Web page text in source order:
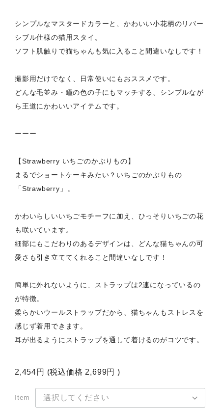
シンプルなマスタードカラーと、かわいい小花柄のリバー
シブル仕様の猫用スタイ。
ソフト肌触りで猫ちゃんも気に入ること間違いなしです！
撮影用だけでなく、日常使いにもおススメです。
どんな毛並み・瞳の色の子にもマッチする、シンプルなが
ら王道にかわいいアイテムです。
ーーー
【Strawberry いちごのかぶりもの】
まるでショートケーキみたい？いちごのかぶりもの
「Strawberry」。
かわいらしいいちごモチーフに加え、ひっそりいちごの花
も咲いています。
細部にもこだわりのあるデザインは、どんな猫ちゃんの可
愛さも引き立ててくれること間違いなしです！
簡単に外れないように、ストラップは2連になっているの
が特徴。
柔らかいウールストラップだから、猫ちゃんもストレスを
感じず着用できます。
耳が出るようにストラップを通して着けるのがコツです。
2,454円 (税込価格 2,699円 )
Item